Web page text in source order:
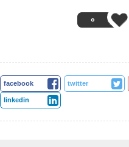
0
facebook twitter
linkedin